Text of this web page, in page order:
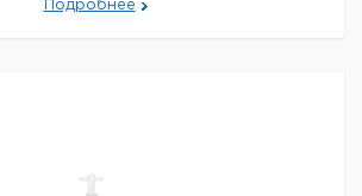
Подробнее